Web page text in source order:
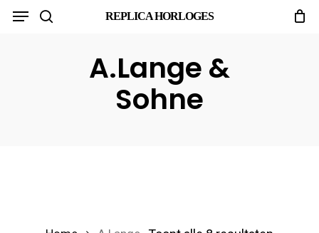
Skip
REPLICA HORLOGES
Menu
A.Lange &
Sohne